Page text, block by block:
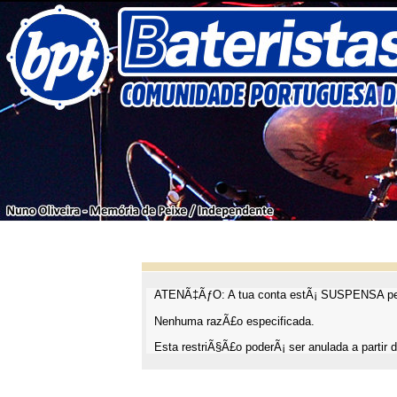
ATENÃ‡ÃƒO: A tua conta estÃ¡ SUSPENSA
Nenhuma razÃ£o especificada.
Esta restriÃ§Ã£o poderÃ¡ ser anulada a partir